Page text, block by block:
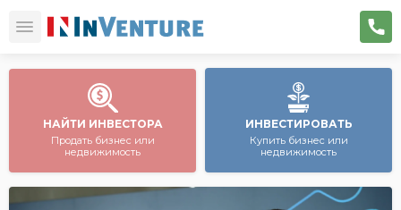
НАЙТИ ИНВЕСТОРА
Продать бизнес или
недвижимость
ИНВЕСТИРОВАТЬ
Купить бизнес или
недвижимость